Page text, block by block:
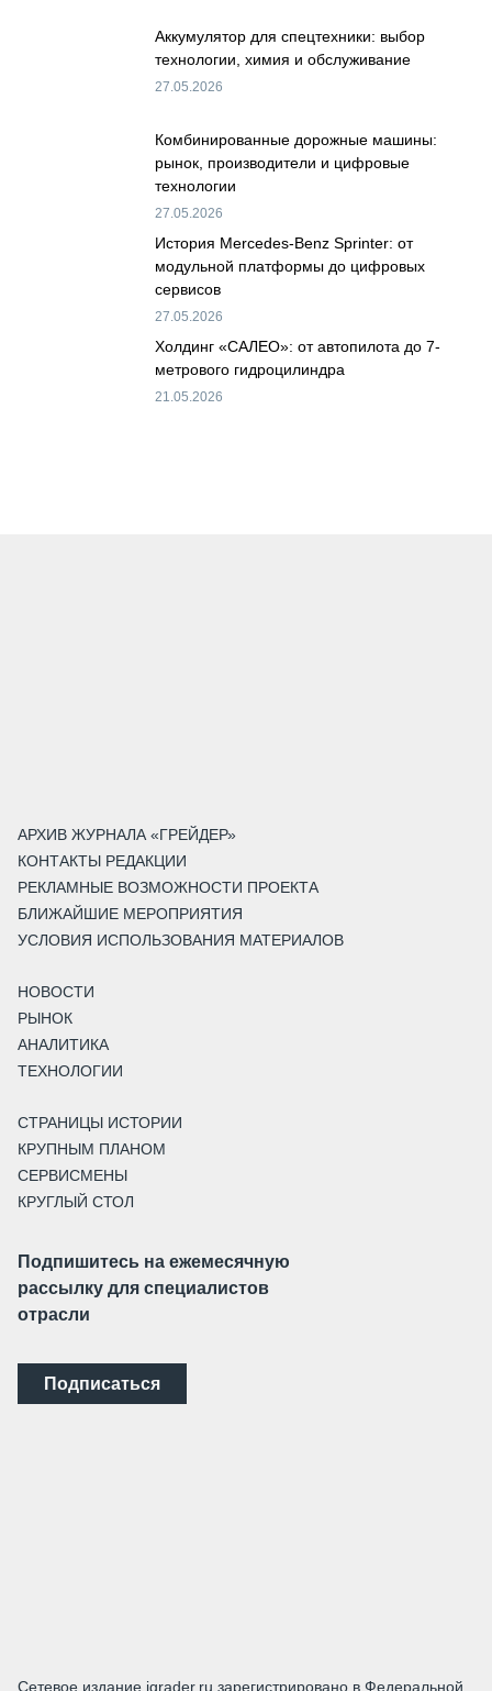
Аккумулятор для спецтехники: выбор
технологии, химия и обслуживание
27.05.2026
Комбинированные дорожные машины:
рынок, производители и цифровые
технологии
27.05.2026
История Mercedes-Benz Sprinter: от
модульной платформы до цифровых
сервисов
27.05.2026
Холдинг «САЛЕО»: от автопилота до 7-
метрового гидроцилиндра
21.05.2026
АРХИВ ЖУРНАЛА «ГРЕЙДЕР»
КОНТАКТЫ РЕДАКЦИИ
РЕКЛАМНЫЕ ВОЗМОЖНОСТИ ПРОЕКТА
БЛИЖАЙШИЕ МЕРОПРИЯТИЯ
УСЛОВИЯ ИСПОЛЬЗОВАНИЯ МАТЕРИАЛОВ
НОВОСТИ
РЫНОК
АНАЛИТИКА
ТЕХНОЛОГИИ
СТРАНИЦЫ ИСТОРИИ
КРУПНЫМ ПЛАНОМ
СЕРВИСМЕНЫ
КРУГЛЫЙ СТОЛ
Подпишитесь на ежемесячную
рассылку для специалистов
отрасли
Подписаться
Сетевое издание igrader.ru зарегистрировано в Федеральной